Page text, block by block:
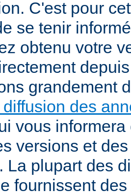
C'est pour
se tenir
obtenu votre
grandement
des
vous
versions et
La plupart des
fournissent